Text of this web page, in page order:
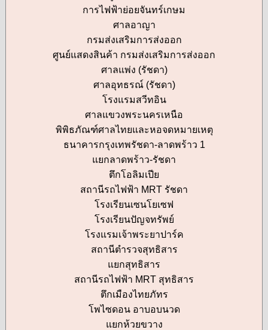
การไฟฟ้าย่อยจันทร์เกษม
ศาลอาญา
กรมส่งเสริมการส่งออก
ศูนย์แสดงสินค้า กรมส่งเสริมการส่งออก
ศาลแพ่ง (รัชดา)
ศาลอุทธรณ์ (รัชดา)
โรงแรมสวีทอิน
ศาลแขวงพระนครเหนือ
พิพิธภัณฑ์ศาลไทยและหอจดหมายเหตุ
ธนาคารกรุงเทพรัชดา-ลาดพร้าว 1
แยกลาดพร้าว-รัชดา
ตึกโอลิมเปีย
สถานีรถไฟฟ้า MRT รัชดา
โรงเรียนเซนโยเซฟ
โรงเรียนปัญจทรัพย์
โรงแรมเจ้าพระยาปาร์ค
สถานีตำรวจสุทธิสาร
แยกสุทธิสาร
สถานีรถไฟฟ้า MRT สุทธิสาร
ตึกเมืองไทยภัทร
โพไซดอน อาบอบนวด
แยกห้วยขวาง